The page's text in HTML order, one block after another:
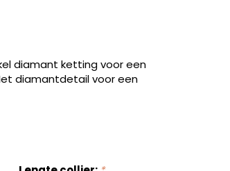
diamant ketting voor een
diamantdetail voor een